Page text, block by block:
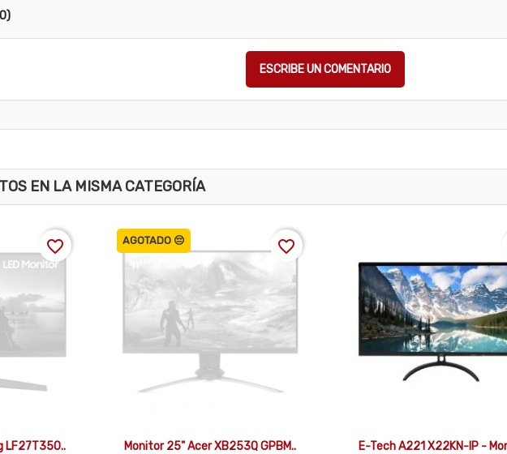
ESCRIBE UN COMENTARIO
EN LA MISMA CATEGORÍA
LF27T350..
favorite_border
 Vista rápida
Monitor 25" Acer XB253Q GPBM..
AGOTADO 😔 favorite_border
Vista rápida
E-Tech A221 X22KN-IP -